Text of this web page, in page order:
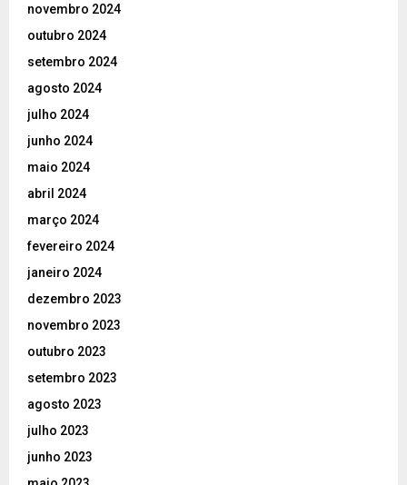
novembro 2024
outubro 2024
setembro 2024
agosto 2024
julho 2024
junho 2024
maio 2024
abril 2024
março 2024
fevereiro 2024
janeiro 2024
dezembro 2023
novembro 2023
outubro 2023
setembro 2023
agosto 2023
julho 2023
junho 2023